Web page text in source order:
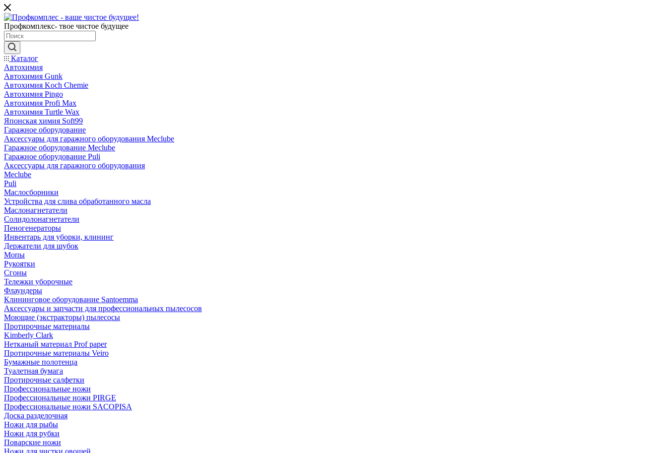
Профкомплекс- твое чистое будущее
Каталог
Автохимия
Автохимия Gunk
Автохимия Koch Chemie
Автохимия Pingo
Автохимия Profi Max
Автохимия Turtle Wax
Японская химия Soft99
Гаражное оборудование
Аксессуары для гаражного оборудования Meclube
Гаражное оборудование Meclube
Гаражное оборудование Puli
Аксессуары для гаражного оборудования
Meclube
Puli
Маслосборники
Устройства для слива обработанного масла
Маслонагнетатели
Солидолонагнетатели
Пеногенераторы
Инвентарь для уборки, клининг
Держатели для шубок
Мопы
Рукоятки
Сгоны
Тележки уборочные
Флаундеры
Клининговое оборудование Santoemma
Аксессуары и запчасти для профессиональных пылесосов
Моющие (экстракторы) пылесосы
Протирочные материалы
Kimberly Clark
Нетканый материал Prof paper
Протирочные материалы Veiro
Бумажные полотенца
Туалетная бумага
Протирочные салфетки
Профессиональные ножи
Профессиональные ножи PIRGE
Профессиональные ножи SACOPISA
Доска разделочная
Ножи для рыбы
Ножи для рубки
Поварские ножи
Ножи для чистки овощей